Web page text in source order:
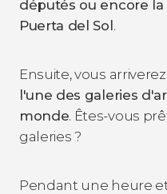
députés ou encore
Puerta del Sol.
Ensuite, vous
l'une des galeries
monde. Êtes-vous
galeries ?
Pendant une heure